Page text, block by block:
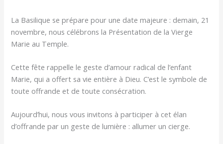
La Basilique se prépare pour une date majeure : demain, 21
novembre, nous célébrons la Présentation de la Vierge
Marie au Temple.
Cette fête rappelle le geste d’amour radical de l’enfant
Marie, qui a offert sa vie entière à Dieu. C’est le symbole de
toute offrande et de toute consécration.
Aujourd’hui, nous vous invitons à participer à cet élan
d’offrande par un geste de lumière : allumer un cierge.